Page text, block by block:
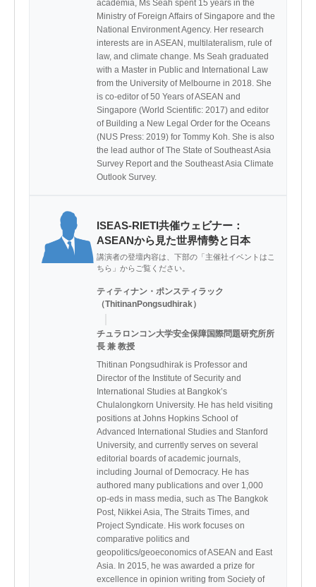
academia, Ms Seah spent 15 years in the
Ministry of Foreign Affairs of Singapore and the
National Environment Agency. Her research
interests are in ASEAN, multilateralism, rule of
law, and climate change. Ms Seah graduated
with a Master in Public and International Law
from the University of Melbourne in 2018. She
is co-editor of 50 Years of ASEAN and
Singapore (World Scientific: 2017) and editor
of Building a New Legal Order for the Oceans
(NUS Press: 2019) for Tommy Koh. She is also
the lead author of The State of Southeast Asia
Survey Report and the Southeast Asia Climate
Outlook Survey.
ISEAS-RIETI共催ウェビナー：
ASEANから見た世界情勢と日本
講演者の登壇内容は、下部の「主催社イベントはこ
ちら」からご覧ください。
ティティナン・ポンスティラック
（ThitinanPongsudhirak）
チュラロンコン大学安全保障国際問題研究所所
長 兼 教授
Thitinan Pongsudhirak is Professor and
Director of the Institute of Security and
International Studies at Bangkok’s
Chulalongkorn University. He has held visiting
positions at Johns Hopkins School of
Advanced International Studies and Stanford
University, and currently serves on several
editorial boards of academic journals,
including Journal of Democracy. He has
authored many publications and over 1,000
op-eds in mass media, such as The Bangkok
Post, Nikkei Asia, The Straits Times, and
Project Syndicate. His work focuses on
comparative politics and
geopolitics/geoeconomics of ASEAN and East
Asia. In 2015, he was awarded a prize for
excellence in opinion writing from Society of